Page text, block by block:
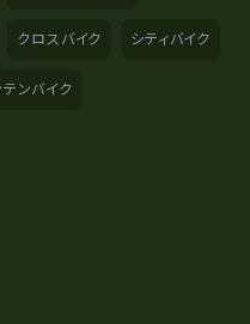
クロスバイク シティバイク
ンバイク